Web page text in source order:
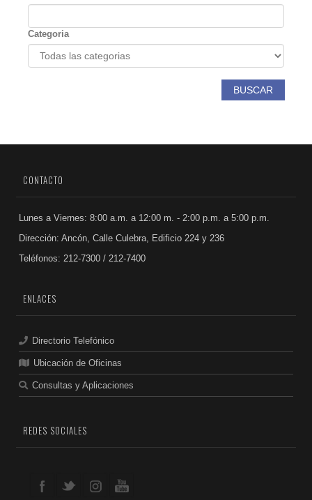
Categoria
BUSCAR
CONTACTO
Lunes a Viernes: 8:00 a.m. a 12:00 m. - 2:00 p.m. a 5:00 p.m.
Dirección: Ancón, Calle Culebra, Edificio 224 y 236
Teléfonos: 212-7300 / 212-7400
ENLACES
Directorio Telefónico
Ubicación de Oficinas
Consultas y Aplicaciones
REDES SOCIALES